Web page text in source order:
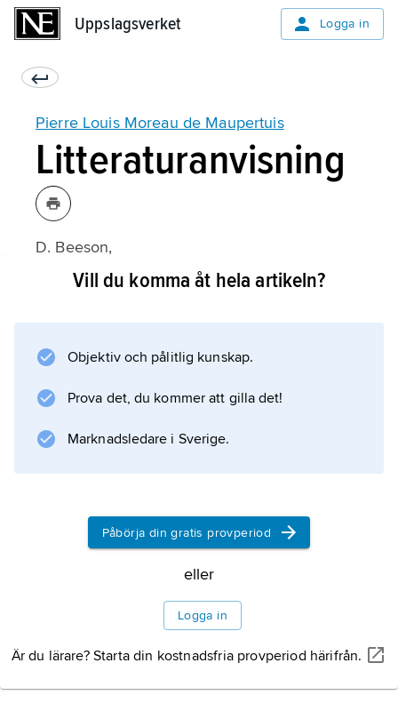
Uppslagsverket Logga in
Pierre Louis Moreau de Maupertuis
Litteraturanvisning
D. Beeson,
Maupertuis: An Intellectual Biography
Vill du komma åt hela artikeln?
Objektiv och pålitlig kunskap.
Prova det, du kommer att gilla det!
Marknadsledare i Sverige.
Påbörja din gratis provperiod
eller
Logga in
Är du lärare? Starta din kostnadsfria provperiod härifrån.